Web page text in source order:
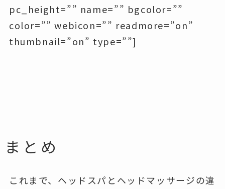
pc_height=”” name=”” bgcolor=””
color=”” webicon=”” readmore=”on”
thumbnail=”on” type=””]
まとめ
これまで、ヘッドスパとヘッドマッサージの違